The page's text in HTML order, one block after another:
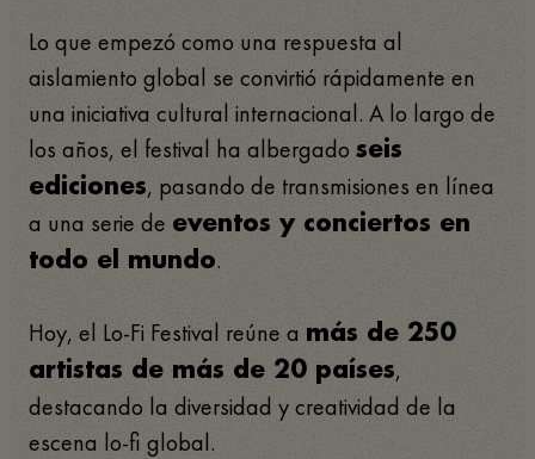
Lo que empezó como una respuesta al
aislamiento global se convirtió rápidamente en
una iniciativa cultural internacional. A lo largo de
los años, el festival ha albergado seis
ediciones, pasando de transmisiones en línea
a una serie de eventos y conciertos en
todo el mundo.
Hoy, el Lo-Fi Festival reúne a más de 250
artistas de más de 20 países,
destacando la diversidad y creatividad de la
escena lo-fi global.